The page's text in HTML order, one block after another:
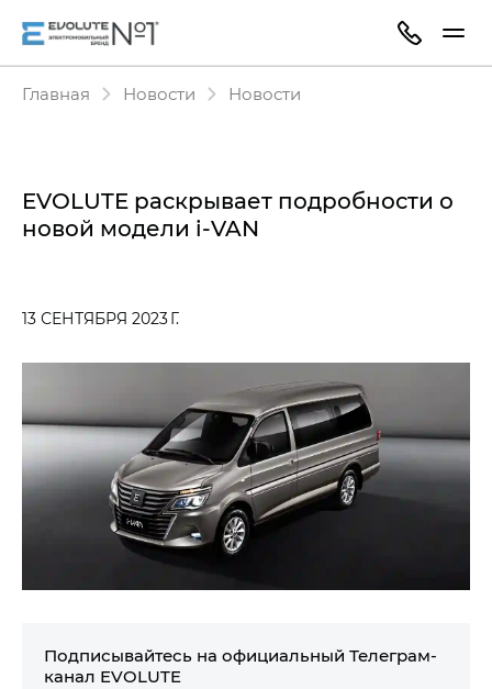
Главная Новости Новости
EVOLUTE раскрывает подробности о
новой модели i‑VAN
13 СЕНТЯБРЯ 2023 Г.
Подписывайтесь на официальный Телеграм-
канал EVOLUTE